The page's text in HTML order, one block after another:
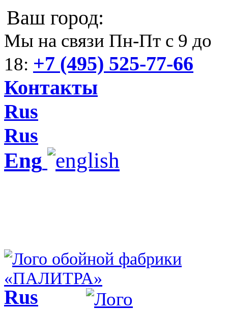
Ваш город:
Мы на связи Пн-Пт с 9 до
18: +7 (495) 525-77-66
Контакты
Rus
Rus
Eng
Rus